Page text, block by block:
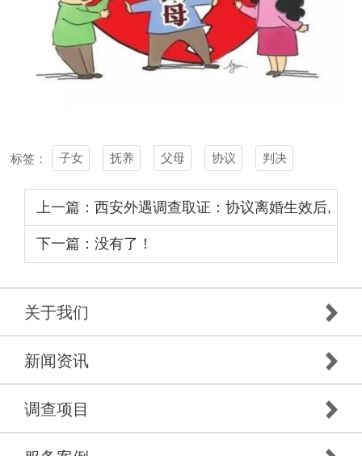
标签： 子女 抚养 父母 协议 判决
上一篇：西安外遇调查取证：协议离婚生效后,
还可以再上诉吗
下一篇：没有了！
关于我们
新闻资讯
调查项目